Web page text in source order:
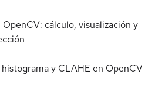
cálculo, visualización y
histograma y CLAHE en OpenCV